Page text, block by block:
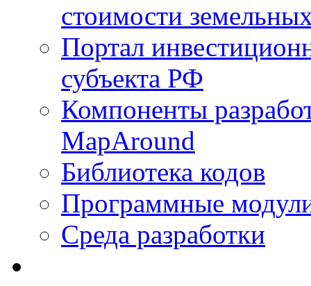
стоимости
Портал
субъекта РФ
Компоненты
MapAround
Библиотека кодов
Программные
Среда разработки